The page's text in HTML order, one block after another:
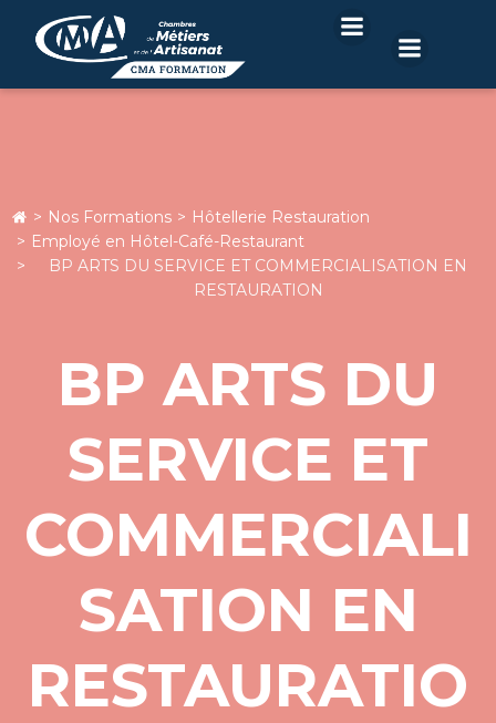
Nos Formations
Hôtellerie Restauration
Employé en Hôtel-Café-Restaurant
BP ARTS DU SERVICE ET COMMERCIALISATION EN
RESTAURATION
BP ARTS DU
SERVICE ET
COMMERCIALI
SATION EN
RESTAURATIO